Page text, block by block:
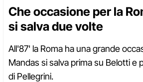
Che occasione per la
si salva due volte
All'87' la Roma ha una grande
Mandas si salva prima su Belotti e
di Pellegrini.